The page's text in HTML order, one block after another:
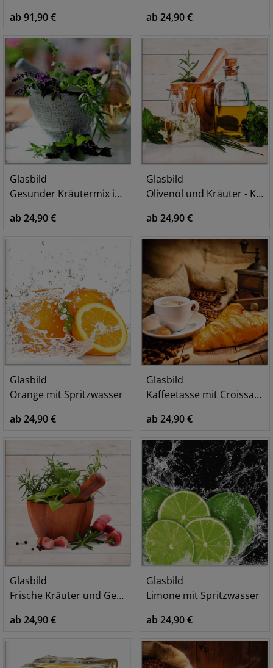
ab 91,90 €
ab 24,90 €
Glasbild
Gesunder Kräutermix im Mörser
ab 24,90 €
Glasbild
Olivenöl und Kräuter - Küche
ab 24,90 €
Glasbild
Orange mit Spritzwasser
ab 24,90 €
Glasbild
Kaffeetasse mit Croissant
ab 24,90 €
Glasbild
Frische Kräuter und Gewürze
ab 24,90 €
Glasbild
Limone mit Spritzwasser
ab 24,90 €